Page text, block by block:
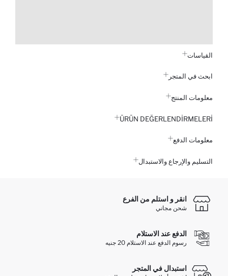
القياسات
ابحث في المتجر
معلومات المنتج
ÜRÜN DEĞERLENDİRMELERİ
معلومات الدفع
التسليم والإرجاع والاستبدال
انقر و استلم من الفرع
شحن مجاني
الدفع عند الاستلام
رسوم الدفع عند الاستلام 20 جنيه
استبدال في المتجر